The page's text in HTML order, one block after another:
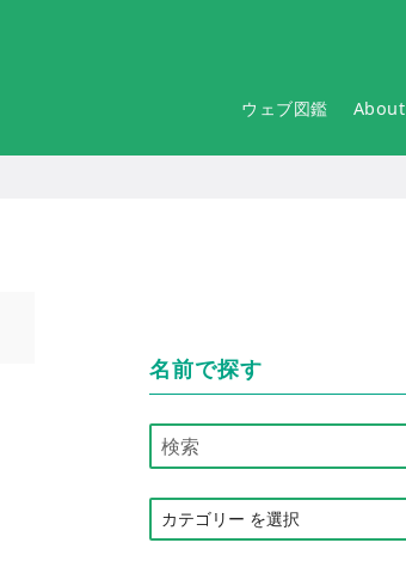
ウェブ図鑑 About
名前で探す
テ